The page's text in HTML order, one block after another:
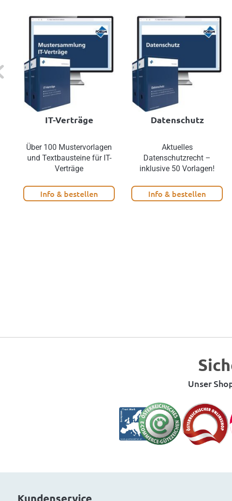
IT-Verträge
Über 100 Mustervorlagen
und Textbausteine für IT-
Verträge
Info & bestellen
Datenschutz
Aktuelles
Datenschutzrecht –
inklusive 50 Vorlagen!
Info & bestellen
Unser
Kundenservice